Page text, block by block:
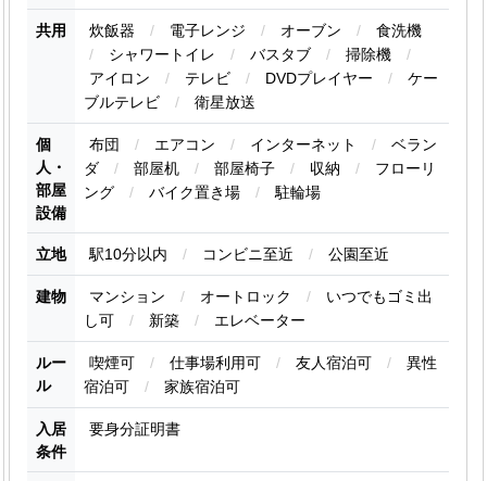
共用 炊飯器 / 電子レンジ / オーブン /
食洗機
/
シャワートイレ / バスタブ / 掃除機
/
アイロン
/ テレビ / DVDプレイヤー /
ケー
ブルテレビ
/ 衛星放送
個
人・
部屋
設備
布団 / エアコン / インターネット /
ベラン
ダ
/ 部屋机 / 部屋椅子 / 収納 /
フローリ
ング
/ バイク置き場 / 駐輪場
立地 駅10分以内 / コンビニ至近 / 公園至近
建物 マンション / オートロック /
いつでもゴミ出
し可
/ 新築 / エレベーター
ルー
ル
喫煙可 / 仕事場利用可 / 友人宿泊可 /
異性
宿泊可
/ 家族宿泊可
入居
条件
要身分証明書